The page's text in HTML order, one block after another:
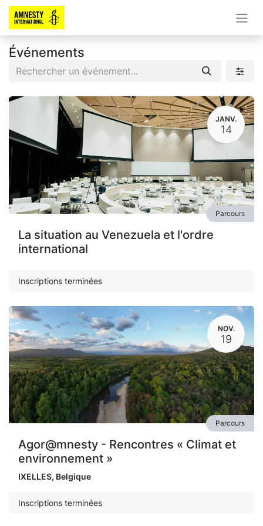
Événements
JANV.
14
La situation au Venezuela et l'ordre
international
Parcours
Inscriptions terminées
NOV.
19
Agor@mnesty - Rencontres « Climat et
environnement »
Parcours
IXELLES, Belgique
Inscriptions terminées